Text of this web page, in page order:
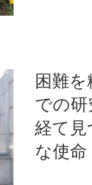
困難を
での研
経て見
な使命